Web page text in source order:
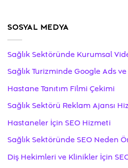
SOSYAL MEDYA
Sağlık Sektöründe Kurumsal
Sağlık Turizminde Google Ads
Hastane Tanıtım Filmi Çekimi
Sağlık Sektörü Reklam Ajansı
Hastaneler İçin SEO Hizmeti
Sağlık Sektöründe SEO Neden
Diş Hekimleri ve Klinikler İçin